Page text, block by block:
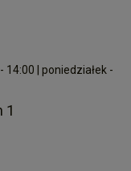
14:00 | poniedziałek -
1